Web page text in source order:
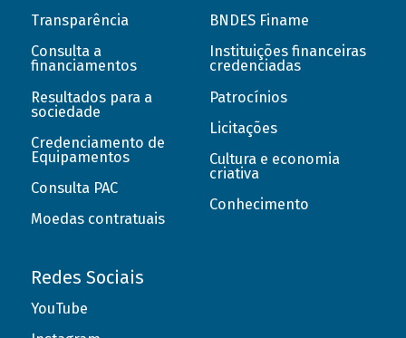
Transparência
Consulta a
financiamentos
Resultados para a
sociedade
Credenciamento de
Equipamentos
Consulta PAC
Moedas contratuais
BNDES Finame
Instituições financeiras
credenciadas
Patrocínios
Licitações
Cultura e economia
criativa
Conhecimento
Redes Sociais
YouTube